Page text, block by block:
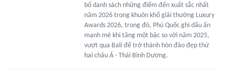
bố danh sách những điểm đến xuất sắc nhất
năm 2026 trong khuôn khổ giải thưởng Luxury
Awards 2026, trong đó, Phú Quốc ghi dấu ấn
mạnh mẽ khi tăng một bậc so với năm 2025,
vượt qua Bali để trở thành hòn đảo đẹp thứ
hai châu Á - Thái Bình Dương.